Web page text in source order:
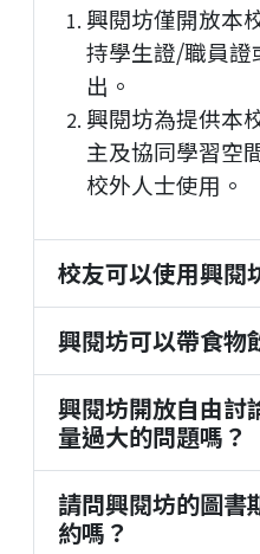
興閱坊僅開放本
持學生證/職員證
出。
興閱坊為提供本
主及協同學習空
校外人士使用。
校友可以使用興閱
興閱坊可以帶食物
興閱坊開放自由討
量過大的問題嗎？
請問興閱坊的圖書
約嗎？